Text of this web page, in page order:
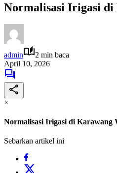
Normalisasi Irigasi di
admin
2 min baca
April 10, 2026
×
Normalisasi Irigasi di Karawang
Sebarkan artikel ini